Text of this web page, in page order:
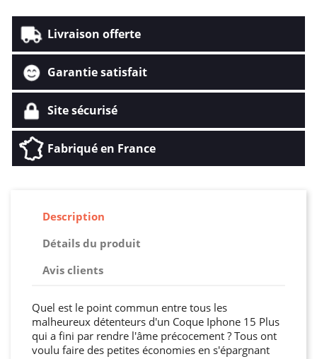
Livraison offerte
Garantie satisfait
Site sécurisé
Fabriqué en France
Description
Détails du produit
Avis clients
Quel est le point commun entre tous les
malheureux détenteurs d'un Coque Iphone 15 Plus
qui a fini par rendre l'âme précocement ? Tous ont
voulu faire des petites économies en s'épargnant